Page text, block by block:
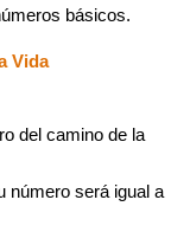
básicos.
Vida
del camino de la
número será igual a